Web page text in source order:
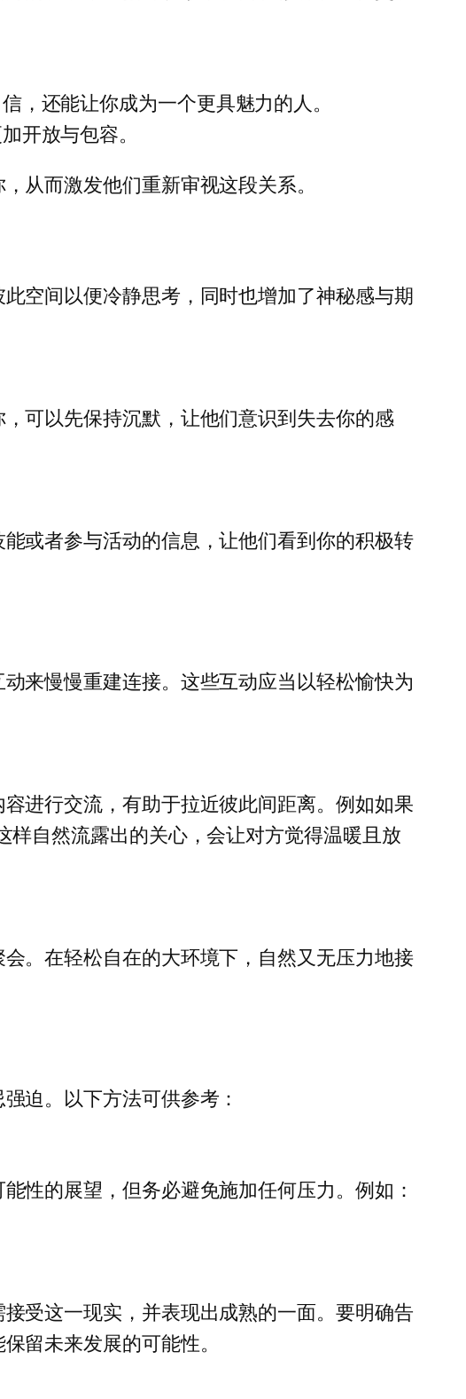
，还能让你成为一个更具魅力的人。
开放与包容。
从而激发他们重新审视这段关系。
空间以便冷静思考，同时也增加了神秘感与期
可以先保持沉默，让他们意识到失去你的感
或者参与活动的信息，让他们看到你的积极转
来慢慢重建连接。这些互动应当以轻松愉快为
进行交流，有助于拉近彼此间距离。例如如果
自然流露出的关心，会让对方觉得温暖且放
。在轻松自在的大环境下，自然又无压力地接
迫。以下方法可供参考：
性的展望，但务必避免施加任何压力。例如：
受这一现实，并表现出成熟的一面。要明确告
留未来发展的可能性。